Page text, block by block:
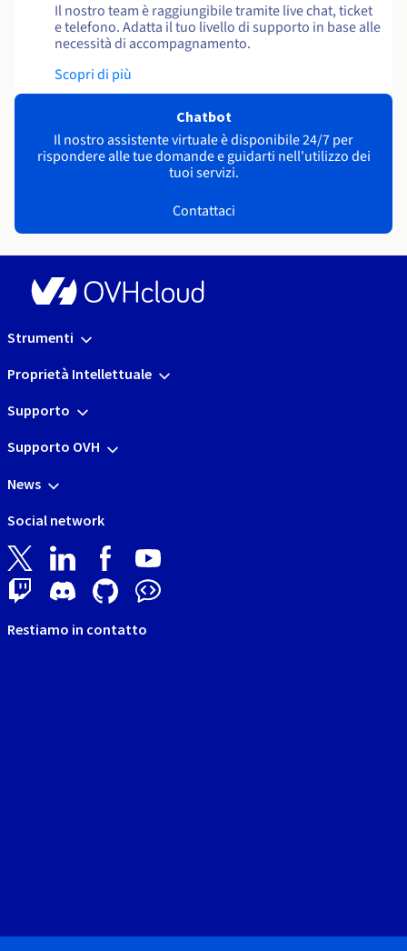
Il nostro team è raggiungibile tramite live chat, ticket
e telefono. Adatta il tuo livello di supporto in base alle
necessità di accompagnamento.
Scopri di più
Chatbot
Il nostro assistente virtuale è disponibile 24/7 per
rispondere alle tue domande e guidarti nell'utilizzo dei
tuoi servizi.
Contattaci
Strumenti
Proprietà Intellettuale
Supporto
Supporto OVH
News
Social network
Restiamo in contatto